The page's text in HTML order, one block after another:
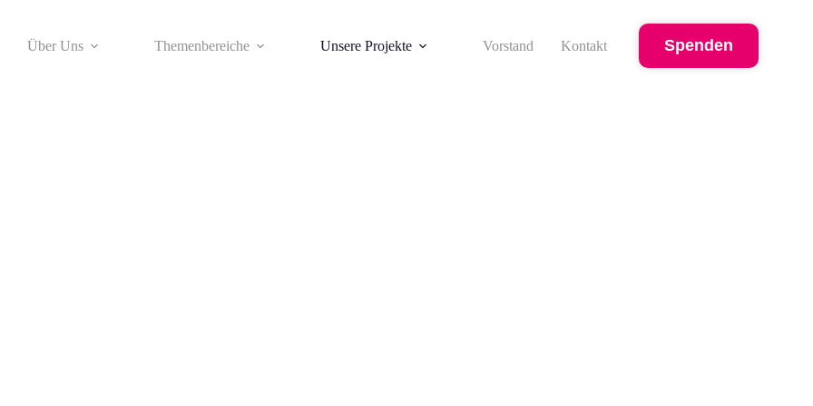
Über Uns Themenbereiche Unsere Projekte Vorstand Kontakt Spenden